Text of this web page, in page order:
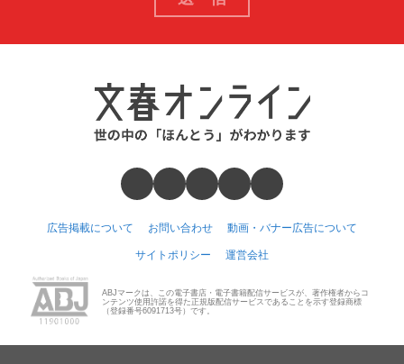
広告掲載について お問い合わせ 動画・バナー広告について
サイトポリシー 運営会社
ABJマークは、この電子書店・電子書籍配信サービスが、著作権者からコ
ンテンツ使用許諾を得た正規版配信サービスであることを示す登録商標
（登録番号6091713号）です。